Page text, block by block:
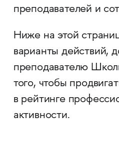
преподавателей и
Ниже на этой
варианты действий,
преподавателю
того, чтобы
в рейтинге
активности.